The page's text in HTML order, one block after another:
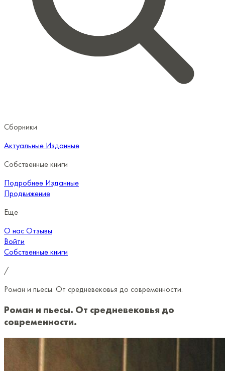
Сборники
Актуальные Изданные
Собственные книги
Подробнее Изданные
Продвижение
Еще
О насОтзывы
Войти
Собственные книги
/
Роман и пьесы. От средневековья до современности.
Роман и пьесы. От средневековья до
современности.